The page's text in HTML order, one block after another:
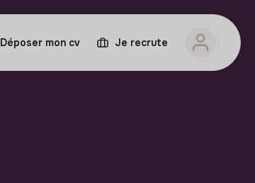
Déposer mon cv Je recrute